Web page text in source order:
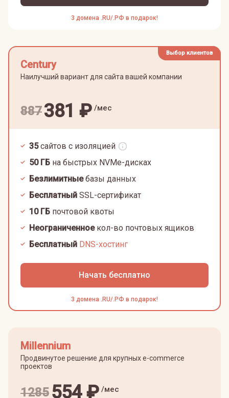
3 домена .RU/.РФ в подарок!
Выбор клиентов
Century
Наилучший вариант для сайта вашей компании
887381 ₽ /мес
35 сайтов с изоляцией
50ГБ на быстрых NVMe-дисках
Безлимитныебазы данных
Бесплатный SSL-сертификат
10ГБ почтовой квоты
Неограниченноекол-во почтовых ящиков
Бесплатный DNS-хостинг
Начать бесплатно
3 домена .RU/.РФ в подарок!
Millennium
Продвинутое решение для крупных e-commerce
проектов
1285 554₽ /мес